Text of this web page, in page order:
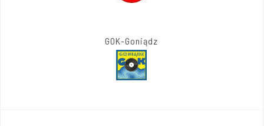
GOK-Goniądz